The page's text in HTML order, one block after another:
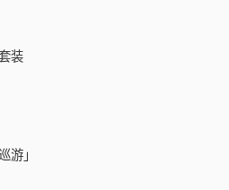
装
游」